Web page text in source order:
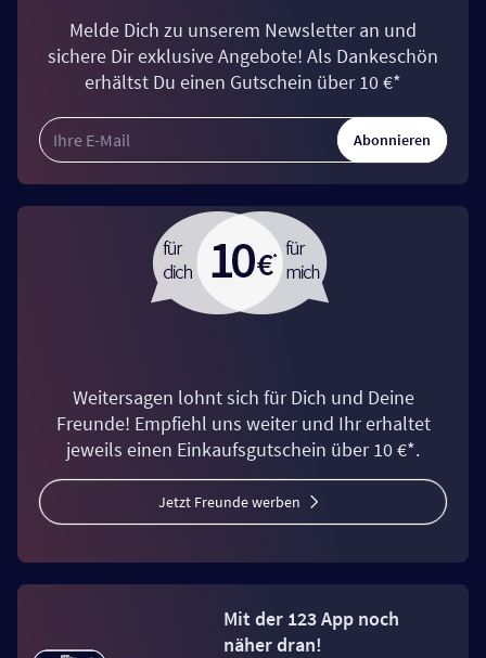
Melde Dich zu unserem Newsletter an und
sichere Dir exklusive Angebote! Als Dankeschön
erhältst Du einen Gutschein über 10 €*
Abonnieren
Weitersagen lohnt sich für Dich und Deine
Freunde! Empfiehl uns weiter und Ihr erhaltet
jeweils einen Einkaufsgutschein über 10 €*.
Jetzt Freunde werben
Mit der 123 App noch
näher dran!